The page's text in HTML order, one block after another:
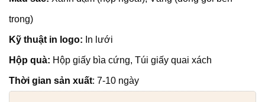
trong)
Kỹ thuật in logo: In lưới
Hộp quà: Hộp giấy bìa cứng, Túi giấy quai xách
Thời gian sản xuất: 7-10 ngày